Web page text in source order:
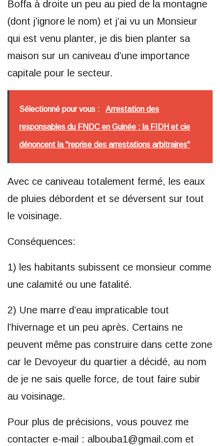
Boffa à droite un peu au pied de la montagne
(dont j’ignore le nom) et j’ai vu un Monsieur
qui est venu planter, je dis bien planter sa
maison sur un caniveau d’une importance
capitale pour le secteur.
Sélectionné pour vous : Arrestation des
responsables du FNDC en Guinée : la FIDH et cie
dénoncent la "reprise des arrestations arbitraires"
Avec ce caniveau totalement fermé, les eaux
de pluies débordent et se déversent sur tout
le voisinage.
Conséquences:
1) les habitants subissent ce monsieur comme
une calamité ou une fatalité.
2) Une marre d’eau impraticable tout
l’hivernage et un peu après. Certains ne
peuvent même pas construire dans cette zone
car le Devoyeur du quartier a décidé, au nom
de je ne sais quelle force, de tout faire subir
au voisinage.
Pour plus de précisions, vous pouvez me
contacter e-mail : albouba1@gmail.com et